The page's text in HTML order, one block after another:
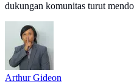
dukungan komunitas turut
Arthur Gideon